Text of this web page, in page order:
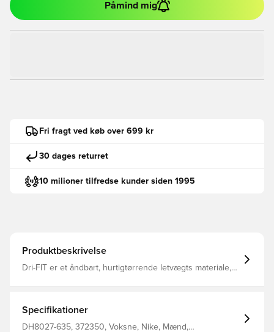
Påmind mig
Fri fragt ved køb over 699 kr
30 dages returret
10 milioner tilfredse kunder siden 1995
Produktbeskrivelse
Dri-FIT er et åndbart, hurtigtørrende letvægts materiale,
kuglepen Slim fit Fremstillet i 100% genanvendt polyester.
Specifikationer
DH8027-635, 372350, Voksne, Nike, Mænd,